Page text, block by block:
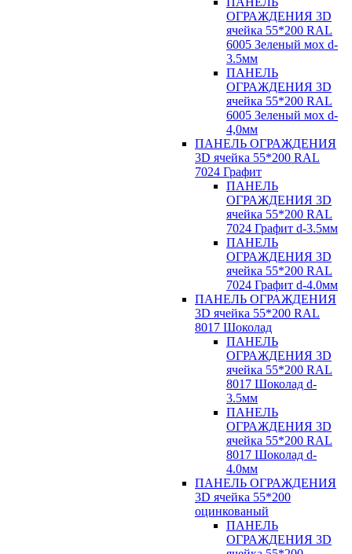
ОГРАЖДЕНИЯ 3D
ячейка 55*200 RAL
6005 Зеленый мох d-
3.5мм
ПАНЕЛЬ
ОГРАЖДЕНИЯ 3D
ячейка 55*200 RAL
6005 Зеленый мох d-
4,0мм
ПАНЕЛЬ ОГРАЖДЕНИЯ
3D ячейка 55*200 RAL
7024 Графит
ПАНЕЛЬ
ОГРАЖДЕНИЯ 3D
ячейка 55*200 RAL
7024 Графит d-3.5мм
ПАНЕЛЬ
ОГРАЖДЕНИЯ 3D
ячейка 55*200 RAL
7024 Графит d-4.0мм
ПАНЕЛЬ ОГРАЖДЕНИЯ
3D ячейка 55*200 RAL
8017 Шоколад
ПАНЕЛЬ
ОГРАЖДЕНИЯ 3D
ячейка 55*200 RAL
8017 Шоколад d-
3.5мм
ПАНЕЛЬ
ОГРАЖДЕНИЯ 3D
ячейка 55*200 RAL
8017 Шоколад d-
4.0мм
ПАНЕЛЬ ОГРАЖДЕНИЯ
3D ячейка 55*200
оцинкованый
ПАНЕЛЬ
ОГРАЖДЕНИЯ 3D